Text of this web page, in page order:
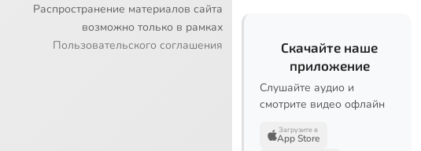
Распространение материалов сайта
возможно только в рамках
Пользовательского соглашения
Скачайте наше
приложение
Слушайте аудио и
смотрите видео офлайн
Загрузите в
App Store